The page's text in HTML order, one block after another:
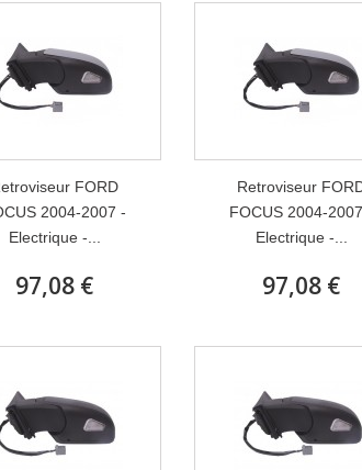
FORD
2004-2007 -
Electrique -...
97,08 €
Retroviseur
FOCUS 2004-
Electrique -...
97,08 €